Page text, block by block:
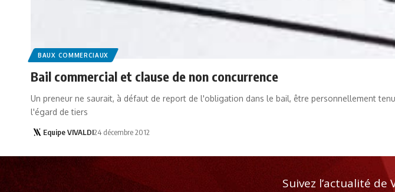
BAUX COMMERCIAUX
Bail commercial et clause de non concurrence
Un preneur ne saurait, à défaut de report de l'obligation dans le bail, être personnellement
l'égard de tiers
Equipe VIVALDI24 décembre 2012
Suivez l’actualité de